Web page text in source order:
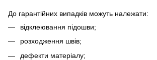
До гарантійних випадків можуть належати:
відклеювання підошви;
розходження швів;
дефекти матеріалу;